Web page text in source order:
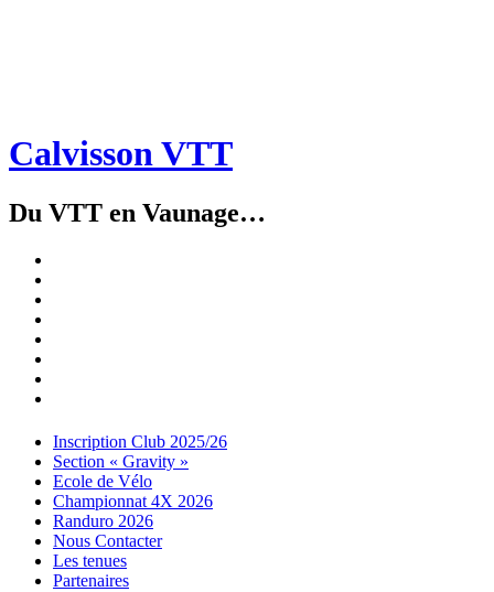
Calvisson VTT
Du VTT en Vaunage…
Menu
Widgets
Recherche
Aller
contenu
Inscription Club 2025/26
Section « Gravity »
Ecole de Vélo
Championnat 4X 2026
Randuro 2026
Nous Contacter
Les tenues
Partenaires